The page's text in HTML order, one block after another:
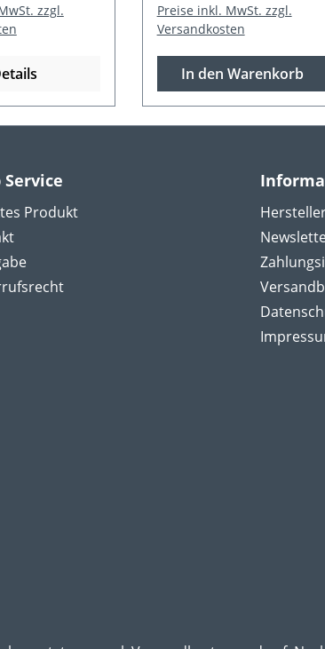
zzgl.
Preise inkl. MwSt. zzgl.
Versandkosten
In den Warenkorb
Service
Produkt